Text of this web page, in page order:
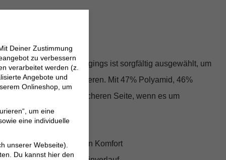
der Penny Leggings ist sorgfältig ausgewählt, um
zu garantieren. Mit 47% Polyamid, 46%
bist du auf der sicheren Seite, wenn es um
Pflege geht.
für höchsten Komfort
Deiner Zustimmung
zu verbessern
verarbeitet werden (z.
Angebote und
Onlineshop, um
um eine
eine individuelle
unserer Webseite).
Du kannst hier den